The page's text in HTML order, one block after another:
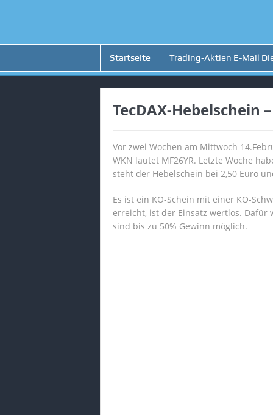
Startseite Trading-Aktien E-Mail
TecDAX-Hebelschein
Vor zwei Wochen am Mittwoch
WKN lautet MF26YR. Letzte Woche
steht der Hebelschein bei 2,50 Euro
Es ist ein KO-Schein mit einer KO-
erreicht, ist der Einsatz wertlos. Dafür
sind bis zu 50% Gewinn möglich.